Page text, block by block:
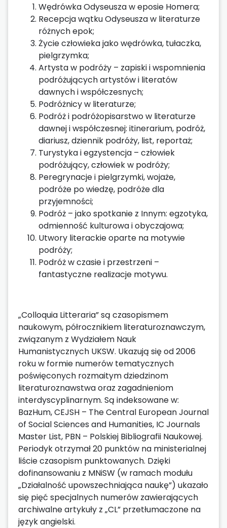
Wędrówka Odyseusza w eposie Homera;
Recepcja wątku Odyseusza w literaturze
różnych epok;
Życie człowieka jako wędrówka, tułaczka,
pielgrzymka;
Artysta w podróży – zapiski i wspomnienia
podróżujących artystów i literatów
dawnych i współczesnych;
Podróżnicy w literaturze;
Podróż i podróżopisarstwo w literaturze
dawnej i współczesnej: itinerarium, podróż,
diariusz, dziennik podróży, list, reportaż;
Turystyka i egzystencja – człowiek
podróżujący, człowiek w podróży;
Peregrynacje i pielgrzymki, wojaże,
podróże po wiedzę, podróże dla
przyjemności;
Podróż – jako spotkanie z Innym: egzotyka,
odmienność kulturowa i obyczajowa;
Utwory literackie oparte na motywie
podróży;
Podróż w czasie i przestrzeni –
fantastyczne realizacje motywu.
„Colloquia Litteraria” są czasopismem
naukowym, półrocznikiem literaturoznawczym,
związanym z Wydziałem Nauk
Humanistycznych UKSW. Ukazują się od 2006
roku w formie numerów tematycznych
poświęconych rozmaitym dziedzinom
literaturoznawstwa oraz zagadnieniom
interdyscyplinarnym. Są indeksowane w:
BazHum, CEJSH – The Central European Journal
of Social Sciences and Humanities, IC Journals
Master List, PBN – Polskiej Bibliografii Naukowej.
Periodyk otrzymał 20 punktów na ministerialnej
liście czasopism punktowanych. Dzięki
dofinansowaniu z MNiSW (w ramach modułu
„Działalność upowszechniająca naukę”) ukazało
się pięć specjalnych numerów zawierających
archiwalne artykuły z „CL” przetłumaczone na
język angielski.